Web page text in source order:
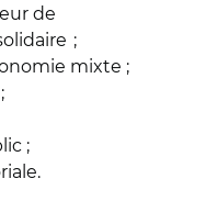
de
;
mixte ;
;